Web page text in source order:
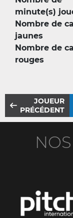
minute(s)
Nombre de
jaunes
Nombre de
rouges
JOUEUR
PRÉCÉDENT